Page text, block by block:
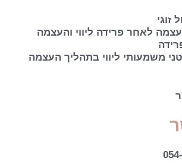
זוגי
לאחר פרידה ליווי והעצמה
משמעותי ליווי בתהליך העצמה